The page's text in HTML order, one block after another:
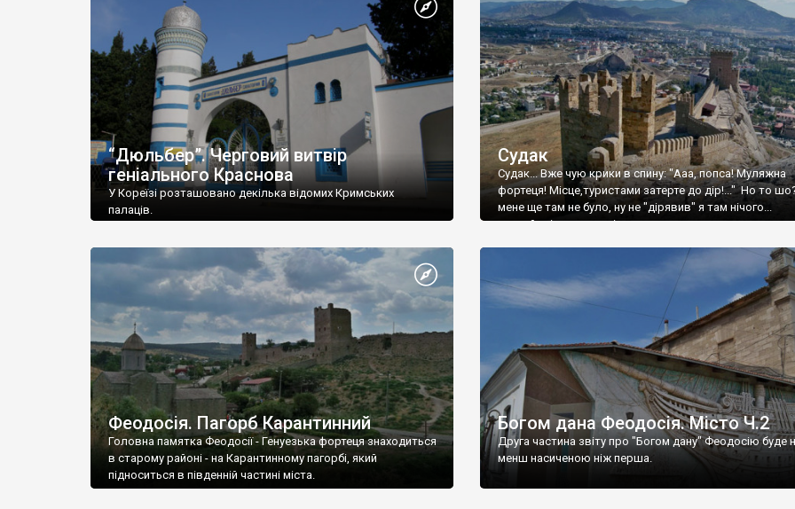
“Дюльбер”. Черговий витвір
геніального Краснова
У Кореїзі розташовано декілька відомих Кримських
палаців.
Судак
Судак... Вже чую крики в спину: "Ааа, попса! Муляжна
фортеця! Місце,туристами затерте до дір!..." Но то
мене ще там не було, ну не "дірявив" я там нічого...
принаймні до цього літа.
Феодосія. Пагорб Карантинний
Головна памятка Феодосії - Генуезька фортеця знаходиться
в старому районі - на Карантинному пагорбі, який
підноситься в південній частині міста.
Богом дана Феодосія. Місто Ч.2
Друга частина звіту про "Богом дану" Феодосію буде
менш насиченою ніж перша.